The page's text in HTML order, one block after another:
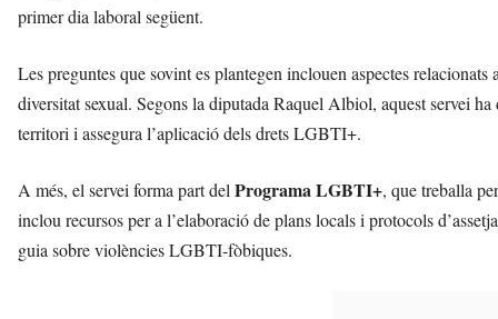
primer dia laboral següent.
Les preguntes que sovint es plantegen inclouen aspectes
diversitat sexual. Segons la diputada Raquel Albiol, aquest servei
territori i assegura l’aplicació dels drets LGBTI+.
A més, el servei forma part delPrograma LGBTI+, que treballa
inclou recursos per a l’elaboració de plans locals i protocols
guia sobre violències LGBTI-fòbiques.